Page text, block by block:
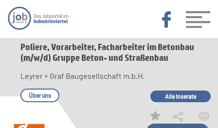
Poliere, Vorarbeiter, Facharbeiter im Betonbau
(m/w/d) Gruppe Beton- und Straßenbau
Leyrer + Graf Baugesellschaft m.b.H.
Über uns Alle Inserate